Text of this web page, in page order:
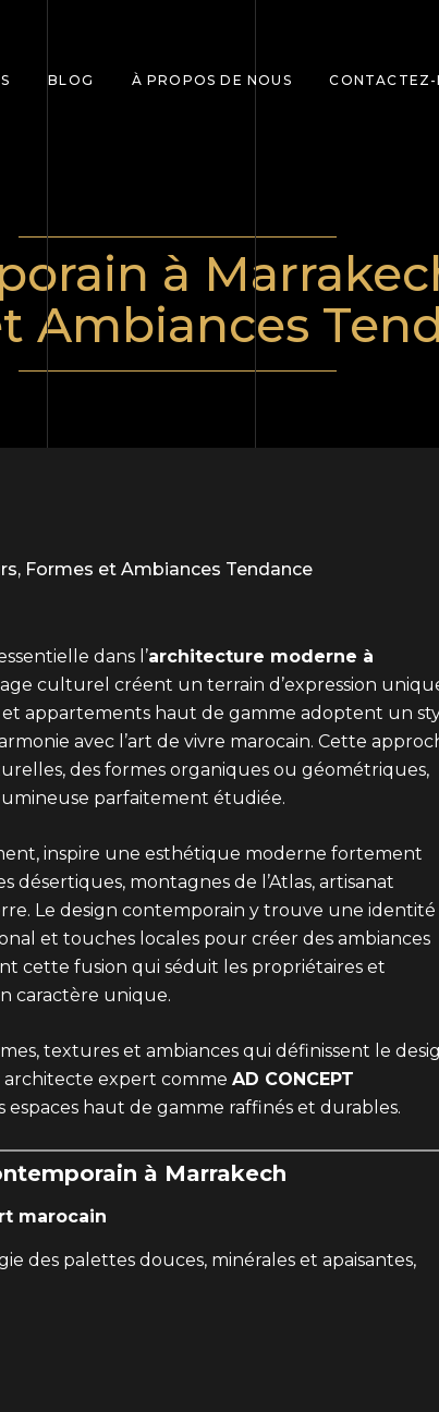
BLOG À PROPOS DE NOUS CONTACTEZ-
à
Ambiances
Formes et Ambiances Tendance
dans l’architecture moderne à
culturel créent un terrain d’expression
et appartements haut de gamme adoptent un
avec l’art de vivre marocain. Cette
des formes organiques ou géométriques,
parfaitement étudiée.
inspire une esthétique moderne fortement
désertiques, montagnes de l’Atlas, artisanat
Le design contemporain y trouve une identité
et touches locales pour créer des ambiances
cette fusion qui séduit les propriétaires et
caractère unique.
textures et ambiances qui définissent le
expert comme AD CONCEPT
espaces haut de gamme raffinés et durables.
à Marrakech
marocain
des palettes douces, minérales et apaisantes,